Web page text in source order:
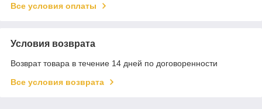
Все условия оплаты
Условия возврата
Возврат товара в течение 14 дней по договоренности
Все условия возврата